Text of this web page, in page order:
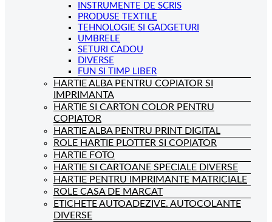
INSTRUMENTE DE SCRIS
PRODUSE TEXTILE
TEHNOLOGIE SI GADGETURI
UMBRELE
SETURI CADOU
DIVERSE
FUN SI TIMP LIBER
HARTIE ALBA PENTRU COPIATOR SI
IMPRIMANTA
HARTIE SI CARTON COLOR PENTRU
COPIATOR
HARTIE ALBA PENTRU PRINT DIGITAL
ROLE HARTIE PLOTTER SI COPIATOR
HARTIE FOTO
HARTIE SI CARTOANE SPECIALE DIVERSE
HARTIE PENTRU IMPRIMANTE MATRICIALE
ROLE CASA DE MARCAT
ETICHETE AUTOADEZIVE. AUTOCOLANTE
DIVERSE